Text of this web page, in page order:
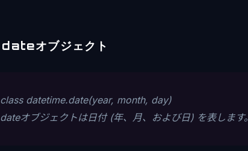
dateオブジェクト
class datetime.date(year, month, day)
dateオブジェクトは日付 (年、月、および日) を表します。